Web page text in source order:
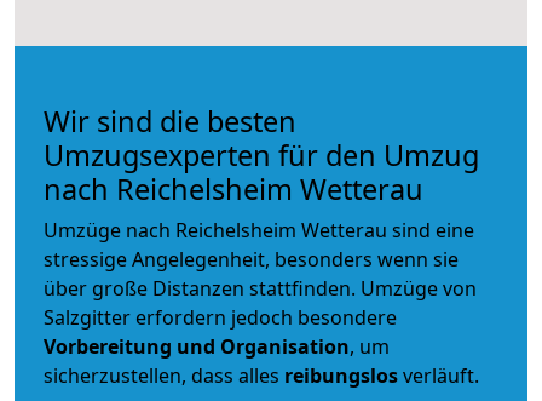
Wir sind die besten
Umzugsexperten für den Umzug
nach Reichelsheim Wetterau
Umzüge nach Reichelsheim Wetterau sind eine
stressige Angelegenheit, besonders wenn sie
über große Distanzen stattfinden. Umzüge von
Salzgitter erfordern jedoch besondere
Vorbereitung und Organisation, um
sicherzustellen, dass alles reibungslosverläuft.